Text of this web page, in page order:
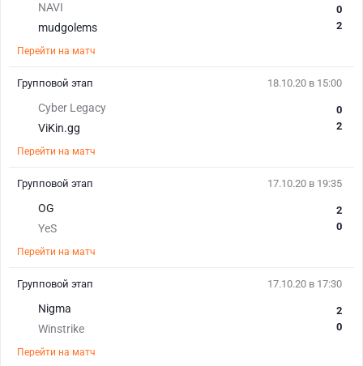
NAVI
mudgolems
0
2
Перейти на матч
18.10.20 в 15:00
Cyber Legacy
ViKin.gg
0
2
Перейти на матч
Групповой этап
17.10.20 в 19:35
OG
YeS
2
0
Перейти на матч
Групповой этап
17.10.20 в 17:30
Nigma
Winstrike
2
0
Перейти на матч
Групповой этап